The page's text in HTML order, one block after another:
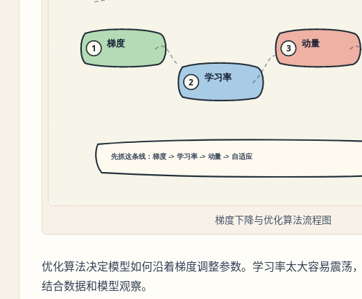
梯度下降与优化算法流程图
优化算法决定模型如何沿着梯度调整参数。学习率太大容易震荡
结合数据和模型观察。